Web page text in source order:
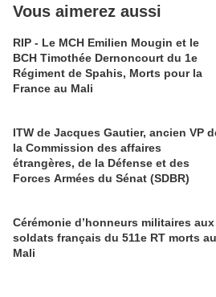
Vous aimerez aussi
RIP - Le MCH Emilien Mougin et le
BCH Timothée Dernoncourt du 1e
Régiment de Spahis, Morts pour la
France au Mali
ITW de Jacques Gautier, ancien VP
la Commission des affaires
étrangères, de la Défense et des
Forces Armées du Sénat (SDBR)
Cérémonie d’honneurs militaires aux
soldats français du 511e RT morts au
Mali